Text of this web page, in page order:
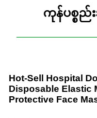
ကုန်ပစ္စည်
Hot-Sell Hospital
Disposable Elastic
Protective Face